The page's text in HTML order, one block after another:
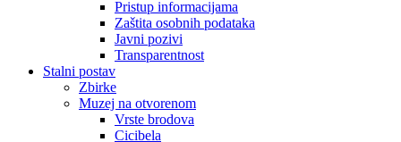
Pristup informacijama
Zaštita osobnih podataka
Javni pozivi
Transparentnost
Stalni postav
Zbirke
Muzej na otvorenom
Vrste brodova
Cicibela